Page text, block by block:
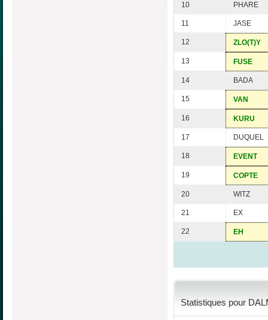
10 PHARE
11 JASE
12 ZLO(T)Y
13 FUSE
14 BADA
15 VAN
16 KURU
17 DUQUEL
18 EVENT
19 COPTE
20 WITZ
21 EX
22 EH
Statistiques pour